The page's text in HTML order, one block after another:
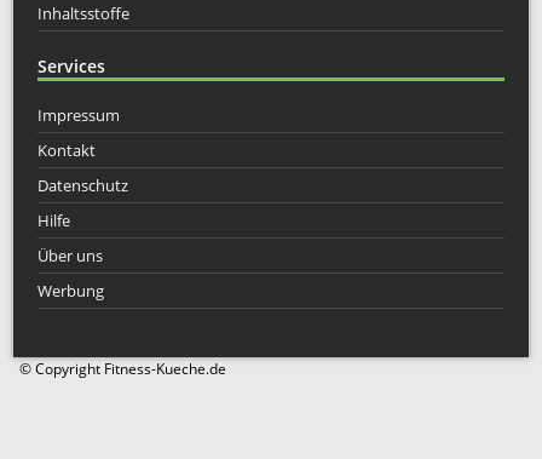
Inhaltsstoffe
Services
Impressum
Kontakt
Datenschutz
Hilfe
Über uns
Werbung
© Copyright Fitness-Kueche.de